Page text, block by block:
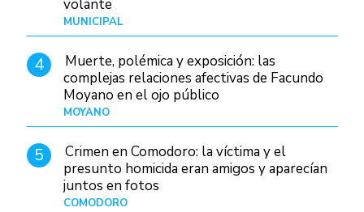
volante
MUNICIPAL
4
Muerte, polémica y exposición: las
complejas relaciones afectivas de Facundo
Moyano en el ojo público
MOYANO
5
Crimen en Comodoro: la víctima y el
presunto homicida eran amigos y aparecían
juntos en fotos
COMODORO